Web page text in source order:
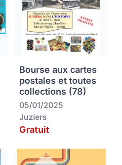
Bourse aux cartes
postales et toutes
collections (78)
05/01/2025
Juziers
Gratuit